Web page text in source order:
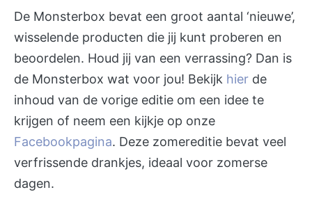
De Monsterbox bevat een groot aantal ‘nieuwe’,
wisselende producten die jij kunt proberen en
beoordelen. Houd jij van een verrassing? Dan is
de Monsterbox wat voor jou! Bekijk hier de
inhoud van de vorige editie om een idee te
krijgen of neem een kijkje op onze
Facebookpagina. Deze zomereditie bevat veel
verfrissende drankjes, ideaal voor zomerse
dagen.